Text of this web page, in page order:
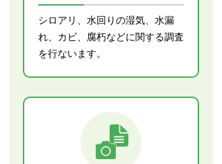
シロアリ、水回りの湿気、水漏
れ、カビ、腐朽などに関する調査
を行ないます。